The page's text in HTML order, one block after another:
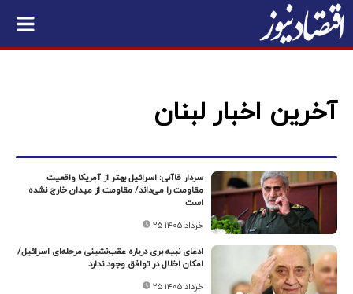
آخرین اخبار لبنان
سردار قاآنی: اسرائیل بهتر از آمریکا واقعیت
مقاومت را می‌داند/ مقاومت از میدان خارج نشده
است
۲۵ خرداد ۱۴۰۵
ادعای نبیه بری درباره عقب‌نشینی مرحله‌ای اسرائیل/
امکان اخلال در توافق وجود ندارد
۲۵ خرداد ۱۴۰۵